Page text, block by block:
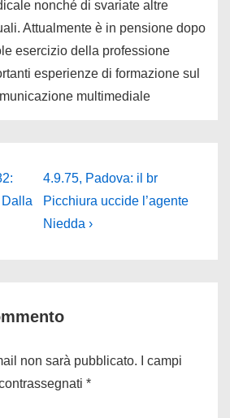
nonché di svariate altre
Attualmente è in pensione dopo
esercizio della professione
esperienze di formazione sul
multimediale
Il
prossimo
articolo
4.9.75, Padova: il br
Picchiura uccide l’agente
Niedda ›
non sarà pubblicato.
I campi
*